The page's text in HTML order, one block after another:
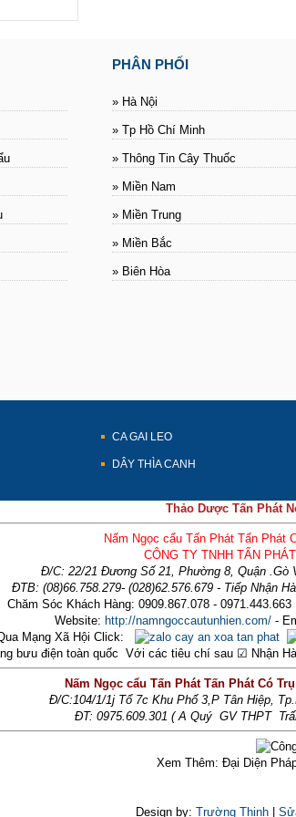
PHÂN PHỐI
» Hà Nội
» Tp Hồ Chí Minh
» Thông Tin Cây Thuốc
» Miền Nam
» Miền Trung
» Miền Bắc
» Biên Hòa
CA GAI LEO
DÂY THÌA CANH
Thảo Dược Tấn Phát
Nấm Ngọc cẩu Tấn Phát Tấn Phát
CÔNG TY TNHH TẤN
Đ/C: 22/21 Đương Số 21, Phường 8, Quận .Gò
ĐTB: (08)66.758.279- (028)62.576.679 - Tiếp Nhận
Chăm Sóc Khách Hàng: 0909.867.078 -
Website: http://namngoccautunhien.com/ -
Mạng Xã Hội Click:
bưu điện toàn quốc Với các tiêu chí sau ☑ Nhận
Nấm Ngọc cẩu Tấn Phát Tấn Phát Có
Đ/C:104/1/1j Tổ 7c Khu Phố 3,P Tân Hiệp,
ĐT: 0975.609.301 ( A Quý GV THPT
Xem Thêm: Đại Diện
Design by: Trường Thịnh |